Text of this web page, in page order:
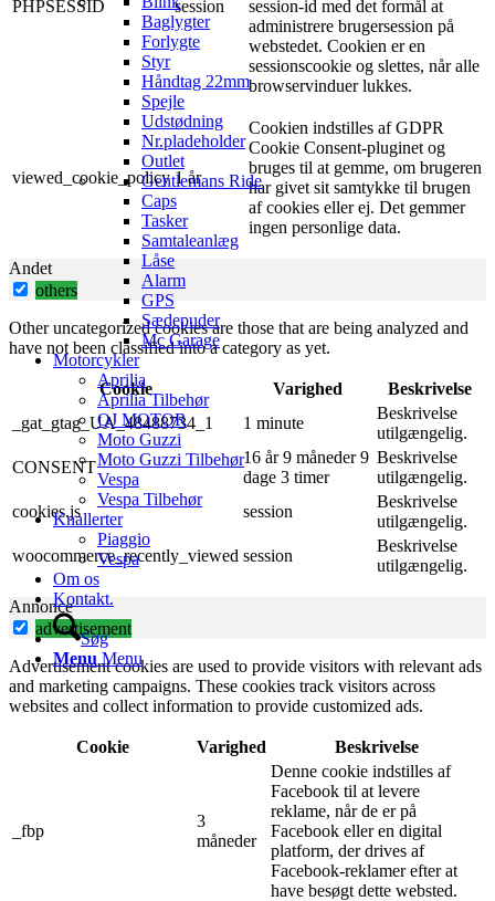
Baglygter
Forlygte
Styr
Håndtag 22mm
Spejle
Udstødning
Nr.pladeholder
Outlet
Gentlemans Ride
Caps
Tasker
Samtaleanlæg
Låse
Alarm
GPS
Sædepuder
Mc Garage
Motorcykler
Aprilia
Aprilia Tilbehør
QJ MOTOR
Moto Guzzi
Moto Guzzi Tilbehør
Vespa
Vespa Tilbehør
Knallerter
Piaggio
Vespa
Om os
Kontakt.
Søg
Menu Menu
PHPSESSID session
session-id med det formål at
administrere brugersession på
webstedet. Cookien er en
sessionscookie og slettes, når alle
browservinduer lukkes.
viewed_cookie_policy 1 år
Cookien indstilles af GDPR
Cookie Consent-pluginet og
bruges til at gemme, om brugeren
har givet sit samtykke til brugen
af ​​cookies eller ej. Det gemmer
ingen personlige data.
Andet
others
Other uncategorized cookies are those that are being analyzed and
have not been classified into a category as yet.
Cookie Varighed
Beskrivelse
_gat_gtag_UA_48488734_1
1 minute
Beskrivelse
utilgængelig.
CONSENT
16 år 9 måneder 9
dage 3 timer
Beskrivelse
utilgængelig.
cookies.js
session
Beskrivelse
utilgængelig.
woocommerce_recently_viewed session
Beskrivelse
utilgængelig.
Annonce
advertisement
Advertisement cookies are used to provide visitors with relevant ads
and marketing campaigns. These cookies track visitors across
websites and collect information to provide customized ads.
Cookie Varighed Beskrivelse
_fbp
3
måneder
Denne cookie indstilles af
Facebook til at levere
reklame, når de er på
Facebook eller en digital
platform, der drives af
Facebook-reklamer efter at
have besøgt dette websted.